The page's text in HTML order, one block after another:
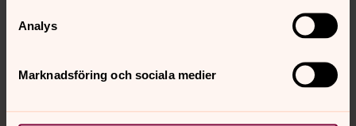
Analys
Marknadsföring och sociala medier
Tillbaka till toppen
Tillbaka till innehållet